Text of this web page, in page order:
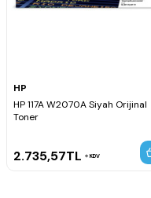
HP
HP 117A W2070A Siyah Orijinal
Toner
2.735,57TL KDV